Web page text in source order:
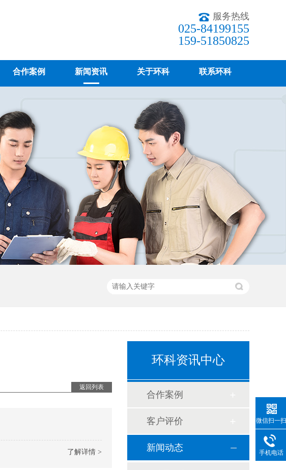
服务热线
025-84199155
159-51850825
合作案例 新闻资讯 关于环科 联系环科
返回列表
了解详情 >
环科资讯中心
合作案例
客户评价
新闻动态
微信扫一扫
手机电话